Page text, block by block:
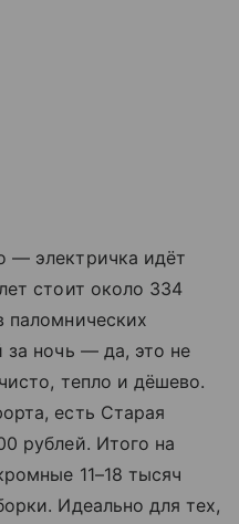
— электричка идёт
стоит около 334
паломнических
за ночь — да, это не
тепло и дёшево.
есть Старая
рублей. Итого на
11–18 тысяч
Идеально для тех,